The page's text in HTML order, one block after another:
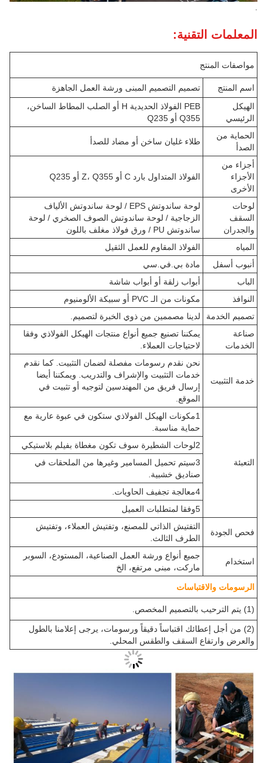
المعلمات التقنية:
مواصفات المنتج
اسم المنتج
تصميم التصميم المبنى ورشة العمل الجاهزة
الهيكل
الرئيسي
PEB الفولاذ الحديدية H أو الصلب المطاط الساخن،
Q355 أو Q235
الحماية من
الصدأ
طلاء غليان ساخن أو مضاد للصدأ
أجزاء من
الأجزاء
الأخرى
الفولاذ المتداول بارد C أو Z، Q355 أو Q235
لوحات
السقف
والجدران
لوحة ساندوتش EPS / لوحة ساندوتش الألياف
الزجاجية / لوحة ساندوتش الصوف الصخري / لوحة
ساندوتش PU / ورق فولاذ مغلف باللون
المياه
الفولاذ المقاوم للعمل الثقيل
أنبوب أسفل
مادة بي.في.سي
الباب
أبواب زلقة أو أبواب شاشة
النوافذ
مكونات من الـ PVC أو سبيكة الألومنيوم
تصميم الخدمة
لدينا مصممين من ذوي الخبرة لتصميم.
صناعة
الخدمات
يمكننا تصنيع جميع أنواع منتجات الهيكل الفولاذي وفقا
لاحتياجات العملاء.
خدمة التثبيت
نحن نقدم رسومات مفصلة لضمان التثبيت. كما نقدم
خدمات التثبيت والإشراف والتدريب. ويمكننا أيضا
إرسال فريق من المهندسين لتوجيه أو تثبيت في
الموقع.
التعبئة
1مكونات الهيكل الفولاذي ستكون في عبوة عارية مع
حماية مناسبة.
2لوحات الشطيرة سوف تكون مغطاة بفيلم بلاستيكي
3سيتم تحميل المسامير وغيرها من الملحقات في
صناديق خشبية.
4معالجة تجفيف الحاويات.
5وفقا لمتطلبات العميل
فحص الجودة
التفتيش الذاتي للمصنع، وتفتيش العملاء، وتفتيش
الطرف الثالث.
استخدام
جميع أنواع ورشة العمل الصناعية، المستودع، السوبر
ماركت، مبنى مرتفع، الخ
الرسومات والاقتباسات
(1) يتم الترحيب بالتصميم المخصص.
(2) من أجل إعطائك اقتباساً دقيقاً ورسومات، يرجى إعلامنا بالطول
والعرض وارتفاع السقف والطقس المحلي.